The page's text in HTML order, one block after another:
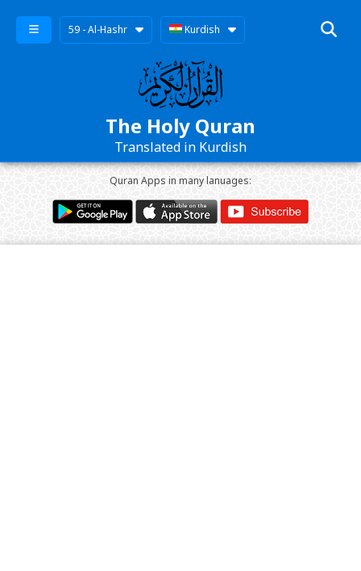
59 - Al-Hashr Kurdish
The Holy Quran
Translated in Kurdish
Quran Apps in many lanuages: